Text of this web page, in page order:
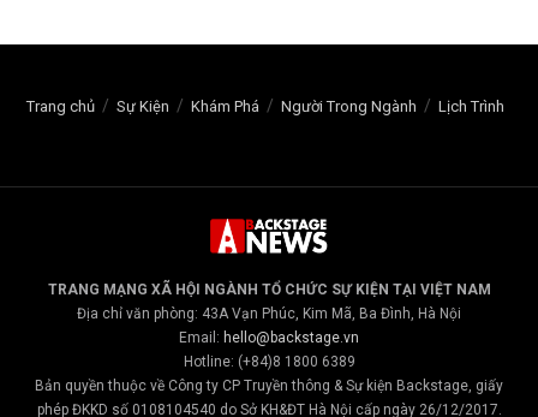
Trang chủ Sự Kiện Khám Phá Người Trong Ngành Lịch Trình
TRANG MẠNG XÃ HỘI NGÀNH TỔ CHỨC SỰ KIỆN TẠI VIỆT NAM
Địa chỉ văn phòng: 43A Vạn Phúc, Kim Mã, Ba Đình, Hà Nội
Email: hello@backstage.vn
Hotline: (+84)8 1800 6389
Bản quyền thuộc về Công ty CP Truyền thông & Sự kiện Backstage, giấy
phép ĐKKD số 0108104540 do Sở KH&ĐT Hà Nội cấp ngày 26/12/2017.